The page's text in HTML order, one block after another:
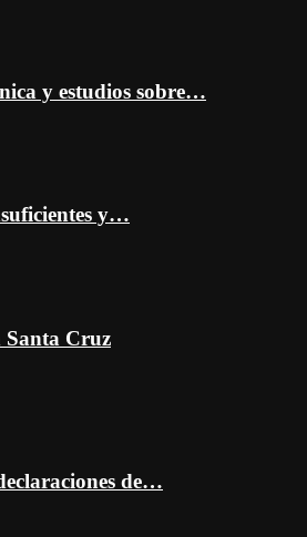
y estudios sobre…
y…
Santa Cruz
de…